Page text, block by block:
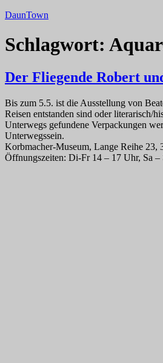
Zum
springen
DaunTown
Schlagwort:
Der Fliegende Robert
Bis zum 5.5. ist die Ausstellung von
Reisen entstanden sind oder literarisch/
Unterwegs gefundene Verpackungen
Unterwegssein.
Korbmacher-Museum, Lange Reihe 23,
Öffnungszeiten: Di-Fr 14 – 17 Uhr, Sa